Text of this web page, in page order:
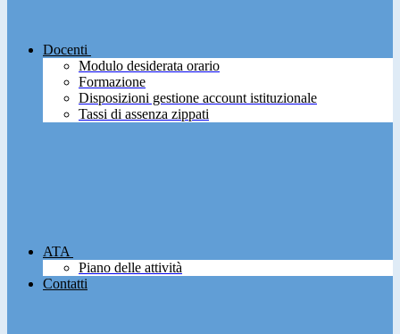
Docenti
Modulo desiderata orario
Formazione
Disposizioni gestione account istituzionale
Tassi di assenza zippati
ATA
Piano delle attività
Contatti